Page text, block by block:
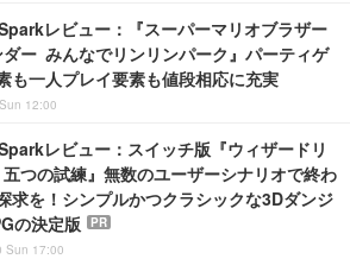
レビュー：『スーパーマリオブラザー
ー みんなでリンリンパーク』パーティゲ
も一人プレイ要素も値段相応に充実
12:00
レビュー：スイッチ版『ウィザードリ
つの試練』無数のユーザーシナリオで終わ
求を！シンプルかつクラシックな3Dダンジ
の決定版
PR
Sun 17:00